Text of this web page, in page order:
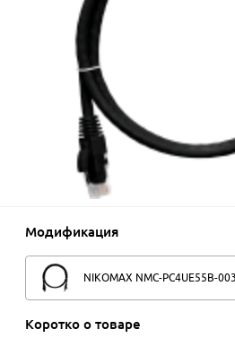
Модификация
NIKOMAX NMC-PC4UE55B-
Коротко о товаре